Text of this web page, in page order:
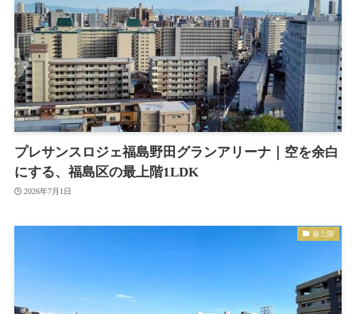
プレサンスロジェ福島野田グランアリーナ｜空を余白
にする、福島区の最上階1LDK
2026年7月1日
最上階